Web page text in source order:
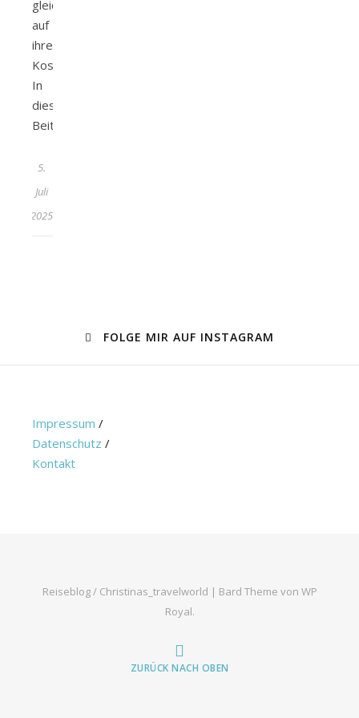
gleichermaßen
auf
ihre
Kosten.
In
diesem
Beitrag…
5.
Juli
2025
FOLGE MIR AUF INSTAGRAM
Impressum /
Datenschutz /
Kontakt
Reiseblog / Christinas_travelworld | Bard Theme von WP
Royal.
ZURÜCK NACH OBEN